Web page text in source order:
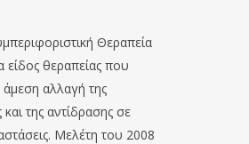
Θεραπεία
είδος θεραπείας που
άμεση αλλαγή της
της αντίδρασης σε
Μελέτη του 2008